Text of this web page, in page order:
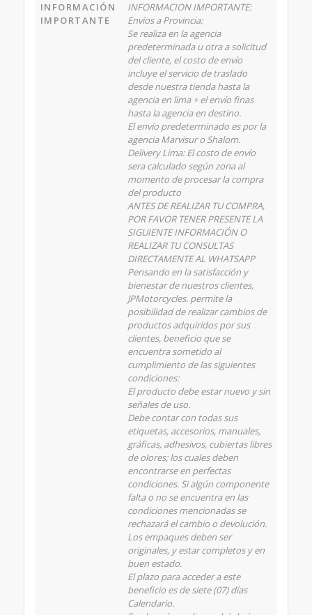
INFORMACIÓN
IMPORTANTE
INFORMACION IMPORTANTE:
Envíos a Provincia:
Se realiza en la agencia
predeterminada u otra a solicitud
del cliente, el costo de envío
incluye el servicio de traslado
desde nuestra tienda hasta la
agencia en lima + el envío finas
hasta la agencia en destino.
El envío predeterminado es por la
agencia Marvisur o Shalom.
Delivery Lima: El costo de envío
sera calculado según zona al
momento de procesar la compra
del producto
ANTES DE REALIZAR TU COMPRA,
POR FAVOR TENER PRESENTE LA
SIGUIENTE INFORMACIÓN O
REALIZAR TU CONSULTAS
DIRECTAMENTE AL WHATSAPP
Pensando en la satisfacción y
bienestar de nuestros clientes,
JPMotorcycles. permite la
posibilidad de realizar cambios de
productos adquiridos por sus
clientes, beneficio que se
encuentra sometido al
cumplimiento de las siguientes
condiciones:
El producto debe estar nuevo y sin
señales de uso.
Debe contar con todas sus
etiquetas, accesorios, manuales,
gráficas, adhesivos, cubiertas libres
de olores; los cuales deben
encontrarse en perfectas
condiciones. Si algún componente
falta o no se encuentra en las
condiciones mencionadas se
rechazará el cambio o devolución.
Los empaques deben ser
originales, y estar completos y en
buen estado.
El plazo para acceder a este
beneficio es de siete (07) días
Calendario.